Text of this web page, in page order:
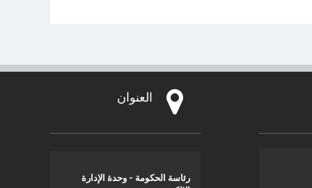
العنوان
رئاسة الحكومة - وحدة الإدارة